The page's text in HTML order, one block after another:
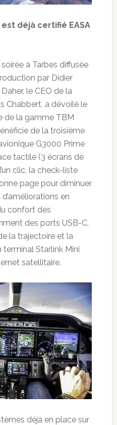
déjà certifié EASA
soirée à Tarbes diffusée
par Didier
le CEO de la
Chabbert, a dévoilé le
de la gamme TBM
de la troisième
G3000 Prime
tactile (3 écrans de
clic, la check-liste
page pour diminuer
en
confort des
des ports USB-C,
la trajectoire et la
terminal Starlink Mini
satellitaire.
déjà en place sur